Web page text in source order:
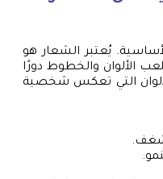
يُعتبر الشعار هو
الألوان والخطوط دورًا
التي تعكس شخصية